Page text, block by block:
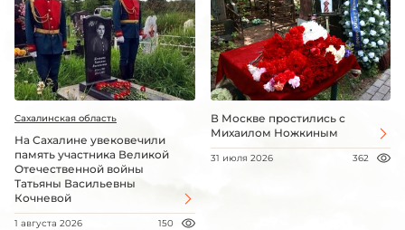
Сахалинская область
На Сахалине увековечили
память участника Великой
Отечественной войны
Татьяны Васильевны
Кочневой
1 августа 2026 150
В Москве простились с
Михаилом Ножкиным
31 июля 2026 362